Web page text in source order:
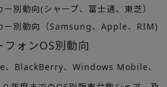
別動向(シャープ、富士通、東芝）
別動向（Samsung、Apple、RIM)
ォンOS別動向
BlackBerry、Windows Mobile、